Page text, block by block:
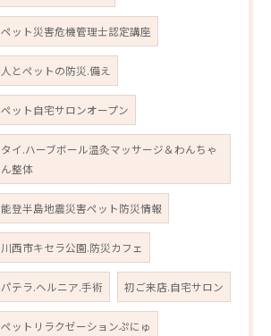
ペット災害危機管理士認定講座
人とペットの防災.備え
ペット自宅サロンオープン
タイ.ハーブボール温灸マッサージ＆わんちゃ
ん整体
能登半島地震災害ペット防災情報
川西市キセラ公園.防災カフェ
パテラ.ヘルニア.手術 初ご来店.自宅サロン
ペットリラクゼーションぷにゅ